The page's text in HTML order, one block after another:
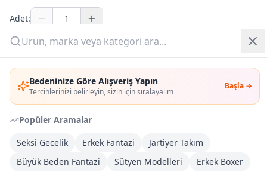
Bedeninize Göre Alışveriş Yapın
Tercihlerinizi belirleyin, sizin için sıralayalım
Başla →
Popüler Aramalar
Seksi Gecelik
Erkek Fantazi
Jartiyer Takım
Büyük Beden Fantazi
Sütyen Modelleri Erkek Boxer
OUTLET
Giriş Yap
Üye Ol
Adet:
Sepete Ekle
Şimdi Al
DHL Kargoya Teslim
Bugün kargoda
( 6 saat 41 dk )
Kargo Bedava